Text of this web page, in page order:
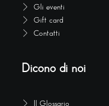
Gli eventi
Gift card
Contatti
Dicono di noi
Il Glossario